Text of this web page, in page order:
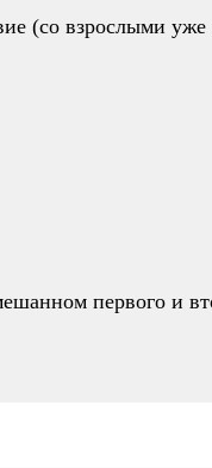
(со взрослыми
первого и